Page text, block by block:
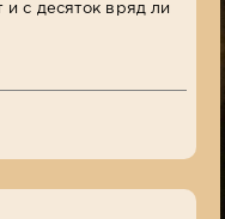
и с десяток вряд ли